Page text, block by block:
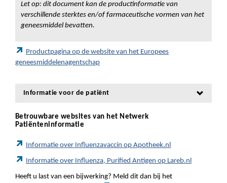
Let op: dit document kan de productinformatie van
verschillende sterktes en/of farmaceutische vormen van het
geneesmiddel bevatten.
Productpagina op de website van het Europees
geneesmiddelenagentschap
Informatie voor de patiënt
Betrouwbare websites van het Netwerk
Patiënteninformatie
Informatie over Influenzavaccin op Apotheek.nl
Informatie over Influenza, Purified Antigen op Lareb.nl
Heeft u last van een bijwerking? Meld dit dan bij het